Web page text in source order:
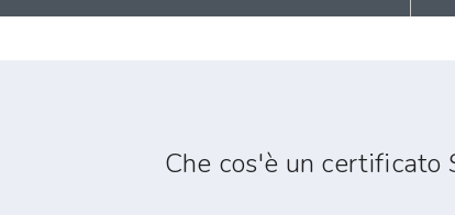
Che cos'è un certificato